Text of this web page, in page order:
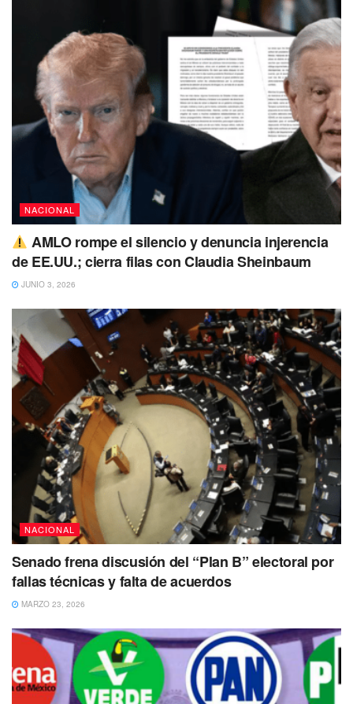
en que los colaboradores valoran la flexibilidad del modelo
actual y que convertirlos en empleados fijos podría reducir
sus ingresos y su autonomía.
Mientras tanto, miles de usuarios y trabajadores esperan
con incertidumbre el resultado de esta reforma que podría
transformar por completo el modelo de trabajo digital
en México.
Tags: didi Mexico uber
NACIONAL
AMLO rompe el silencio y denuncia injerencia
de EE.UU.; cierra filas con Claudia Sheinbaum
JUNIO 3, 2026
NACIONAL
Senado frena discusión del “Plan B” electoral por
fallas técnicas y falta de acuerdos
MARZO 23, 2026